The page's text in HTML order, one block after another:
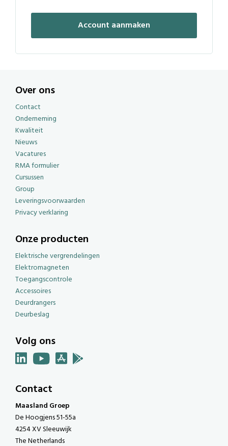
Account aanmaken
Over ons
Contact
Onderneming
Kwaliteit
Nieuws
Vacatures
RMA formulier
Cursussen
Group
Leveringsvoorwaarden
Privacy verklaring
Onze producten
Elektrische vergrendelingen
Elektromagneten
Toegangscontrole
Accessoires
Deurdrangers
Deurbeslag
Volg ons
Contact
Maasland Groep
De Hoogjens 51-55a
4254 XV Sleeuwijk
The Netherlands